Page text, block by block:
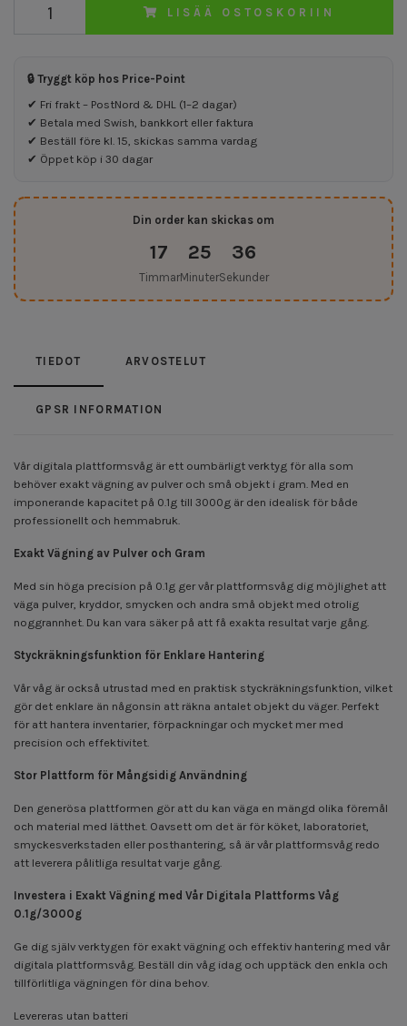
LISÄÄ OSTOSKORIIN
🔒 Tryggt köp hos Price-Point
✔ Fri frakt – PostNord & DHL (1–2 dagar)
✔ Betala med Swish, bankkort eller faktura
✔ Beställ före kl. 15, skickas samma vardag
✔ Öppet köp i 30 dagar
Din order kan skickas om
17
Timmar
25
Minuter
36
Sekunder
TIEDOT ARVOSTELUT
GPSR INFORMATION
Vår digitala plattformsvåg är ett oumbärligt verktyg för alla som
behöver exakt vägning av pulver och små objekt i gram. Med en
imponerande kapacitet på 0.1g till 3000g är den idealisk för både
professionellt och hemmabruk.
Exakt Vägning av Pulver och Gram
Med sin höga precision på 0.1g ger vår plattformsvåg dig möjlighet att
väga pulver, kryddor, smycken och andra små objekt med otrolig
noggrannhet. Du kan vara säker på att få exakta resultat varje gång.
Styckräkningsfunktion för Enklare Hantering
Vår våg är också utrustad med en praktisk styckräkningsfunktion, vilket
gör det enklare än någonsin att räkna antalet objekt du väger. Perfekt
för att hantera inventarier, förpackningar och mycket mer med
precision och effektivitet.
Stor Plattform för Mångsidig Användning
Den generösa plattformen gör att du kan väga en mängd olika föremål
och material med lätthet. Oavsett om det är för köket, laboratoriet,
smyckesverkstaden eller posthantering, så är vår plattformsvåg redo
att leverera pålitliga resultat varje gång.
Investera i Exakt Vägning med Vår Digitala Plattforms Våg
0.1g/3000g
Ge dig själv verktygen för exakt vägning och effektiv hantering med vår
digitala plattformsvåg. Beställ din våg idag och upptäck den enkla och
tillförlitliga vägningen för dina behov.
Levereras utan batteri